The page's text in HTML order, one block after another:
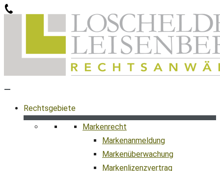
Zum
Rechtsgebiete
Markenrecht
Markenanmeldung
Markenüberwachung
Markenlizenzvertrag